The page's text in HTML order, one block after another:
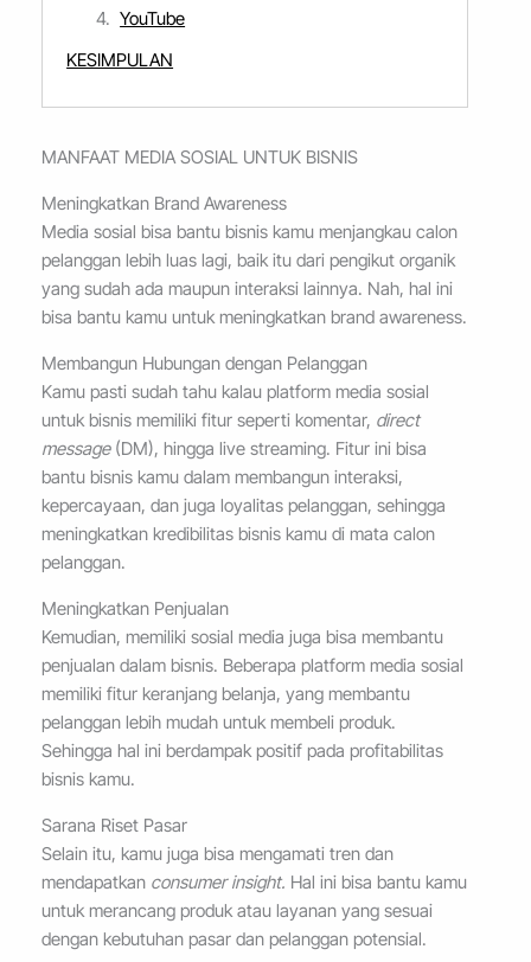
YouTube
KESIMPULAN
MANFAAT MEDIA SOSIAL UNTUK BISNIS
Meningkatkan Brand Awareness
Media sosial bisa bantu bisnis kamu menjangkau calon
pelanggan lebih luas lagi, baik itu dari pengikut organik
yang sudah ada maupun interaksi lainnya. Nah, hal ini
bisa bantu kamu untuk meningkatkan brand awareness.
Membangun Hubungan dengan Pelanggan
Kamu pasti sudah tahu kalau platform media sosial
untuk bisnis memiliki fitur seperti komentar, direct
message (DM), hingga live streaming. Fitur ini bisa
bantu bisnis kamu dalam membangun interaksi,
kepercayaan, dan juga loyalitas pelanggan, sehingga
meningkatkan kredibilitas bisnis kamu di mata calon
pelanggan.
Meningkatkan Penjualan
Kemudian, memiliki sosial media juga bisa membantu
penjualan dalam bisnis. Beberapa platform media sosial
memiliki fitur keranjang belanja, yang membantu
pelanggan lebih mudah untuk membeli produk.
Sehingga hal ini berdampak positif pada profitabilitas
bisnis kamu.
Sarana Riset Pasar
Selain itu, kamu juga bisa mengamati tren dan
mendapatkan consumer insight. Hal ini bisa bantu kamu
untuk merancang produk atau layanan yang sesuai
dengan kebutuhan pasar dan pelanggan potensial.